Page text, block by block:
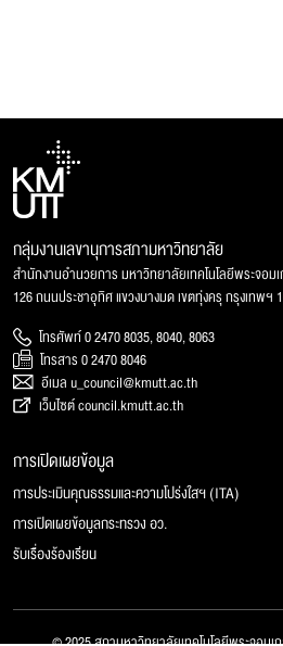
กลุ่มงานเลขานุการสภามหาวิทยาลัย
สำนักงานอำนวยการ มหาวิทยาลัยเทคโนโลยีพระจอม
126 ถนนประชาอุทิศ แขวงบางมด เขตทุ่งครุ กรุงเทพฯ
โทรศัพท์ 0 2470 8035, 8040, 8063
โทรสาร 0 2470 8046
อีเมล u_council@kmutt.ac.th
เว็บไซต์ council.kmutt.ac.th
การเปิดเผยข้อมูล
การประเมินคุณธรรมและความโปร่งใสฯ (ITA)
การเปิดเผยข้อมูลกระทรวง อว.
รับเรื่องร้องเรียน